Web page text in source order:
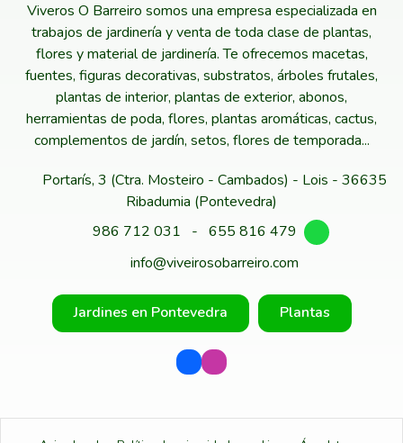
Viveros O Barreiro somos una empresa especializada en
trabajos de jardinería y venta de toda clase de plantas,
flores y material de jardinería. Te ofrecemos macetas,
fuentes, figuras decorativas, substratos, árboles frutales,
plantas de interior, plantas de exterior, abonos,
herramientas de poda, flores, plantas aromáticas, cactus,
complementos de jardín, setos, flores de temporada...
Portarís, 3 (Ctra. Mosteiro - Cambados) - Lois - 36635
Ribadumia (Pontevedra)
986 712 031
- 655 816 479
info@viveirosobarreiro.com
Jardines en Pontevedra Plantas